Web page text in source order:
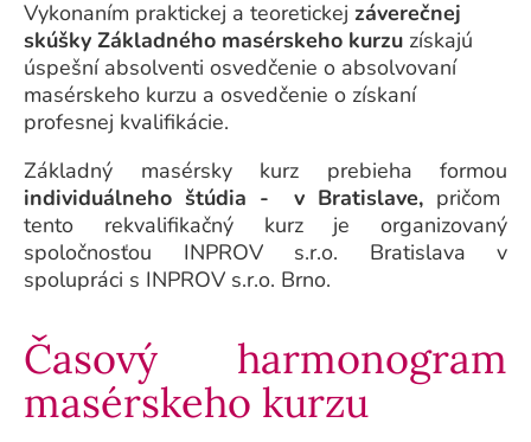
Vykonaním praktickej a teoretickej záverečnej
skúšky Základného masérskeho kurzu získajú
úspešní absolventi osvedčenie o absolvovaní
masérskeho kurzu a osvedčenie o získaní
profesnej kvalifikácie.
Základný masérsky kurz prebieha formou
individuálneho štúdia - v Bratislave, pričom
tento rekvalifikačný kurz je organizovaný
spoločnosťou INPROV s.r.o. Bratislava v
spolupráci s INPROV s.r.o. Brno.
Časový harmonogram
masérskeho kurzu